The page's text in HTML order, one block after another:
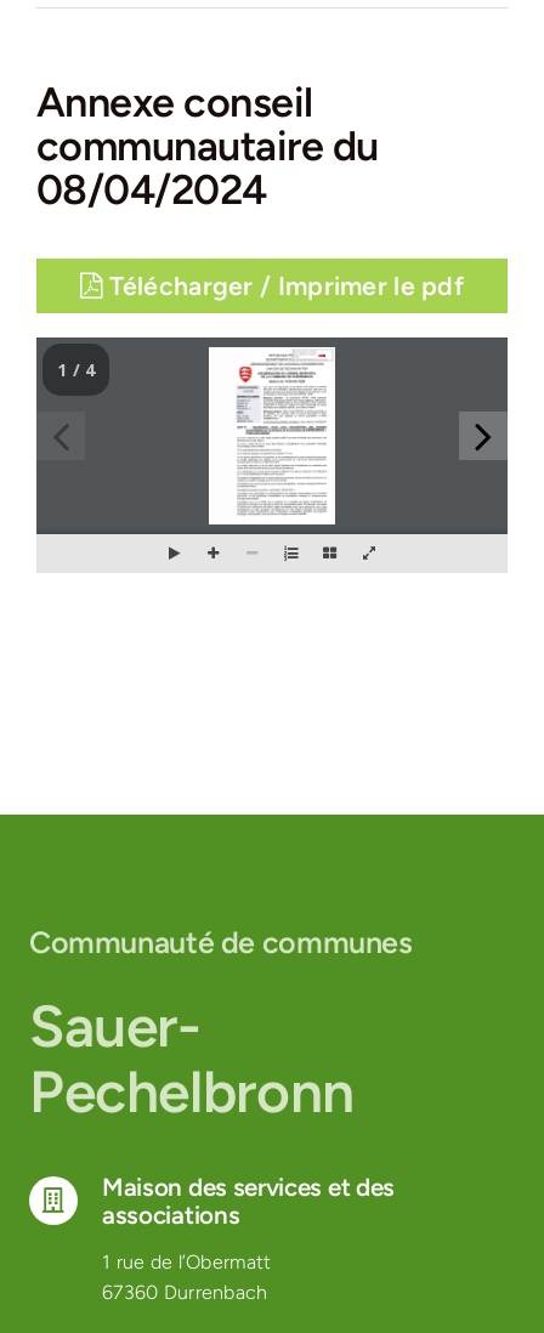
Annexe conseil
communautaire du
08/04/2024
Télécharger / Imprimer le pdf
1 / 4
Communauté de communes
Sauer-
Pechelbronn
Maison des services et des
associations
1 rue de l’Obermatt
67360 Durrenbach